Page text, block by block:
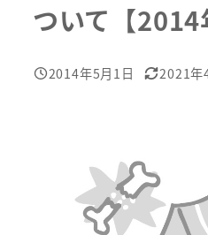
ついて【2014
投稿日
2014年5月1日
更新日
2021年